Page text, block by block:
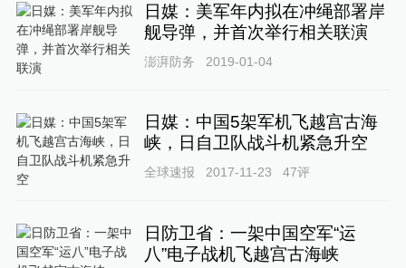
日媒：美军年内拟在冲绳部署岸
舰导弹，并首次举行相关联演
澎湃防务 2019-01-04
日媒：中国5架军机飞越宫古海
峡，日自卫队战斗机紧急升空
全球速报 2017-11-23 47评
日防卫省：一架中国空军“运
八”电子战机飞越宫古海峡